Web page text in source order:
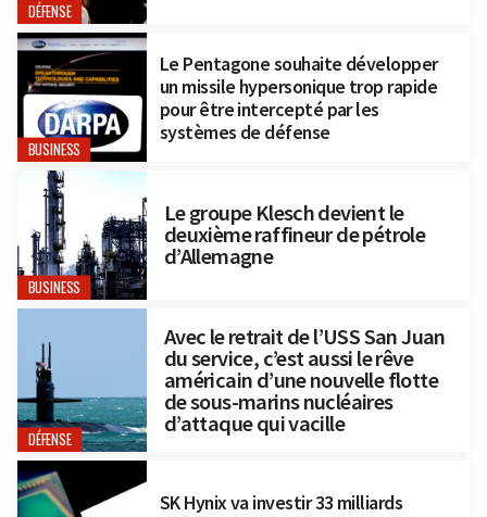
DÉFENSE
BUSINESS
Le Pentagone souhaite développer
un missile hypersonique trop rapide
pour être intercepté par les
systèmes de défense
BUSINESS
Le groupe Klesch devient le
deuxième raffineur de pétrole
d’Allemagne
DÉFENSE
Avec le retrait de l’USS San Juan
du service, c’est aussi le rêve
américain d’une nouvelle flotte
de sous-marins nucléaires
d’attaque qui vacille
SK Hynix va investir 33 milliards